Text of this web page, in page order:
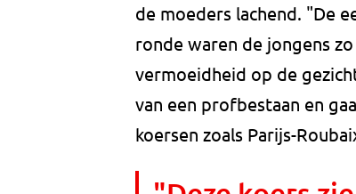
de moeders lachend. "De
ronde waren de jongens
vermoeidheid op de
van een profbestaan en
koersen zoals Parijs-